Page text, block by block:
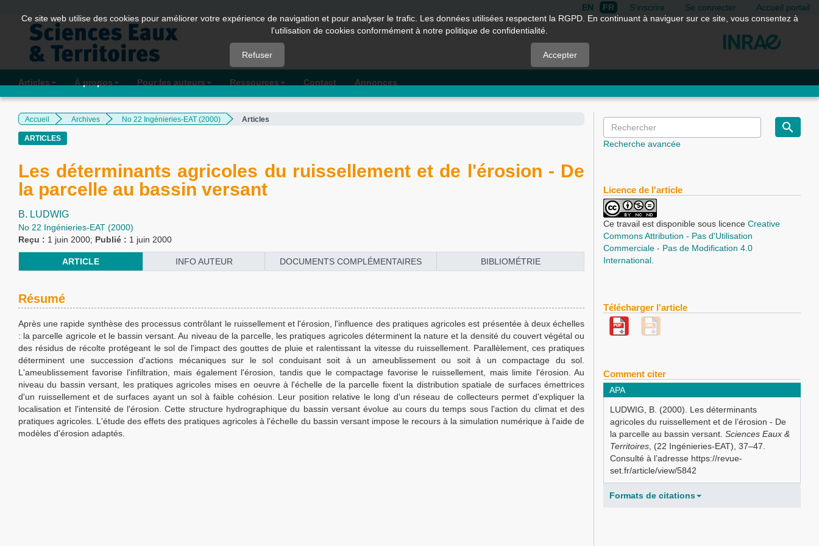
Quick
jump
page
content
Navigation
Main
Content
EN FR S'inscrire Se connecter Accueil portail
Articles À propos Pour les auteurs Ressources Contact Annonces
Accueil Archives No 22 Ingénieries-EAT (2000) Articles
ARTICLES
Les déterminants agricoles du ruissellement et de l'érosion - De
la parcelle au bassin versant
B. LUDWIG
No 22 Ingénieries-EAT (2000)
Reçu : 1 juin 2000; Publié : 1 juin 2000
ARTICLE INFO AUTEUR DOCUMENTS COMPLÉMENTAIRES BIBLIOMÉTRIE
Résumé
Après une rapide synthèse des processus contrôlant le ruissellement et l'érosion, l'influence des pratiques agricoles est présentée à deux échelles
: la parcelle agricole et le bassin versant. Au niveau de la parcelle, les pratiques agricoles déterminent la nature et la densité du couvert végétal ou
des résidus de récolte protégeant le sol de l'impact des gouttes de pluie et ralentissant la vitesse du ruissellement. Parallèlement, ces pratiques
déterminent une succession d'actions mécaniques sur le sol conduisant soit à un ameublissement ou soit à un compactage du sol.
L'ameublissement favorise l'infiltration, mais également l'érosion, tandis que le compactage favorise le ruissellement, mais limite l'érosion. Au
niveau du bassin versant, les pratiques agricoles mises en oeuvre à l'échelle de la parcelle fixent la distribution spatiale de surfaces émettrices
d'un ruissellement et de surfaces ayant un sol à faible cohésion. Leur position relative le long d'un réseau de collecteurs permet d'expliquer la
localisation et l'intensité de l'érosion. Cette structure hydrographique du bassin versant évolue au cours du temps sous l'action du climat et des
pratiques agricoles. L'étude des effets des pratiques agricoles à l'échelle du bassin versant impose le recours à la simulation numérique à l'aide de
modèles d'érosion adaptés.
Recherche avancée
Licence de l'article
Ce travail est disponible sous licenceCreative
Commons Attribution - Pas d'Utilisation
Commerciale - Pas de Modification 4.0
International
Télécharger l'article
Comment citer
APA
LUDWIG, B. (2000). Les déterminants
agricoles du ruissellement et de l’érosion - De
la parcelle au bassin versant.Sciences Eaux &
Territoires , (22 Ingénieries-EAT), 37–47.
Consulté à l’adresse https://revue-
set.fr/article/view/5842
Formats de citations
Ce site web utilise des cookies pour améliorer votre expérience de navigation et pour analyser le trafic. Les données utilisées respectent la RGPD. En continuant à naviguer sur ce site, vous consentez à
l'utilisation de cookies conformément à notre politique de confidentialité.
Refuser Accepter